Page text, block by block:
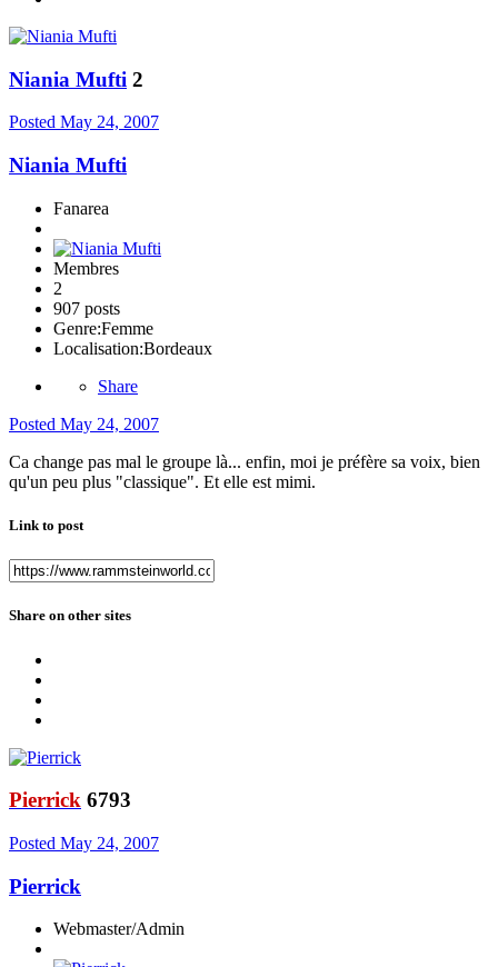
Niania Mufti 2
Posted May 24, 2007
Niania Mufti
Fanarea
Membres
2
907 posts
Genre:Femme
Localisation:Bordeaux
Share
Posted May 24, 2007
Ca change pas mal le groupe là... enfin, moi je préfère sa voix, bien
qu'un peu plus "classique". Et elle est mimi.
Link to post
Share on other sites
Pierrick 6793
Posted May 24, 2007
Pierrick
Webmaster/Admin